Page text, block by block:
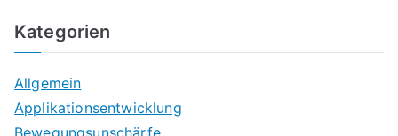
Kategorien
Allgemein
Applikationsentwicklung